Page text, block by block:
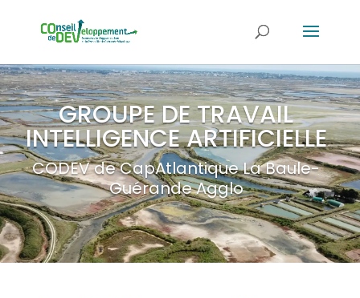
GROUPE DE TRAVAIL
INTELLIGENCE ARTIFICIELLE
CODEV de CapAtlantique La Baule-
Guérande Agglo